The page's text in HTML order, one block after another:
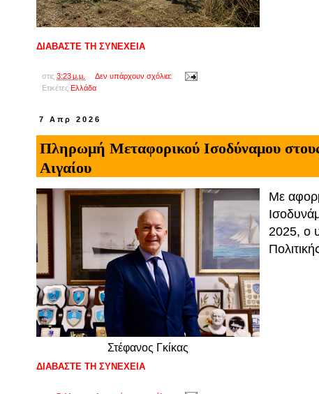
ΔΙΑΒΑΣΤΕ ΤΗ ΣΥΝΕΧΕΙΑ
στις 3:23 μ.μ.
Δεν υπάρχουν σχόλια:
Ετικέτες Ελλάδα
7 Απρ 2026
Πληρωμή Μεταφορικού Ισοδύναμου
Αιγαίου
Στέφανος Γκίκας
Με
2025, ο
ΔΙΑΒΑΣΤΕ ΤΗ ΣΥΝΕΧΕΙΑ